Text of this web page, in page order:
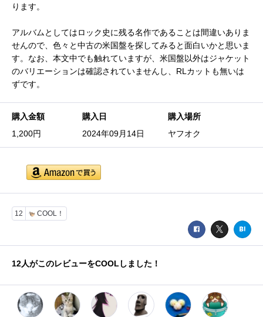
ります。
アルバムとしてはロック史に残る名作であることは間違いありま
せんので、色々と中古の米国盤を探してみると面白いかと思いま
す。なお、本文中でも触れていますが、米国盤以外はジャケット
のバリエーションは確認されていませんし、RLカットも無いは
ずです。
購入金額
1,200円
購入日
2024年09月14日
購入場所
ヤフオク
12 COOL！
12人がこのレビューをCOOLしました！